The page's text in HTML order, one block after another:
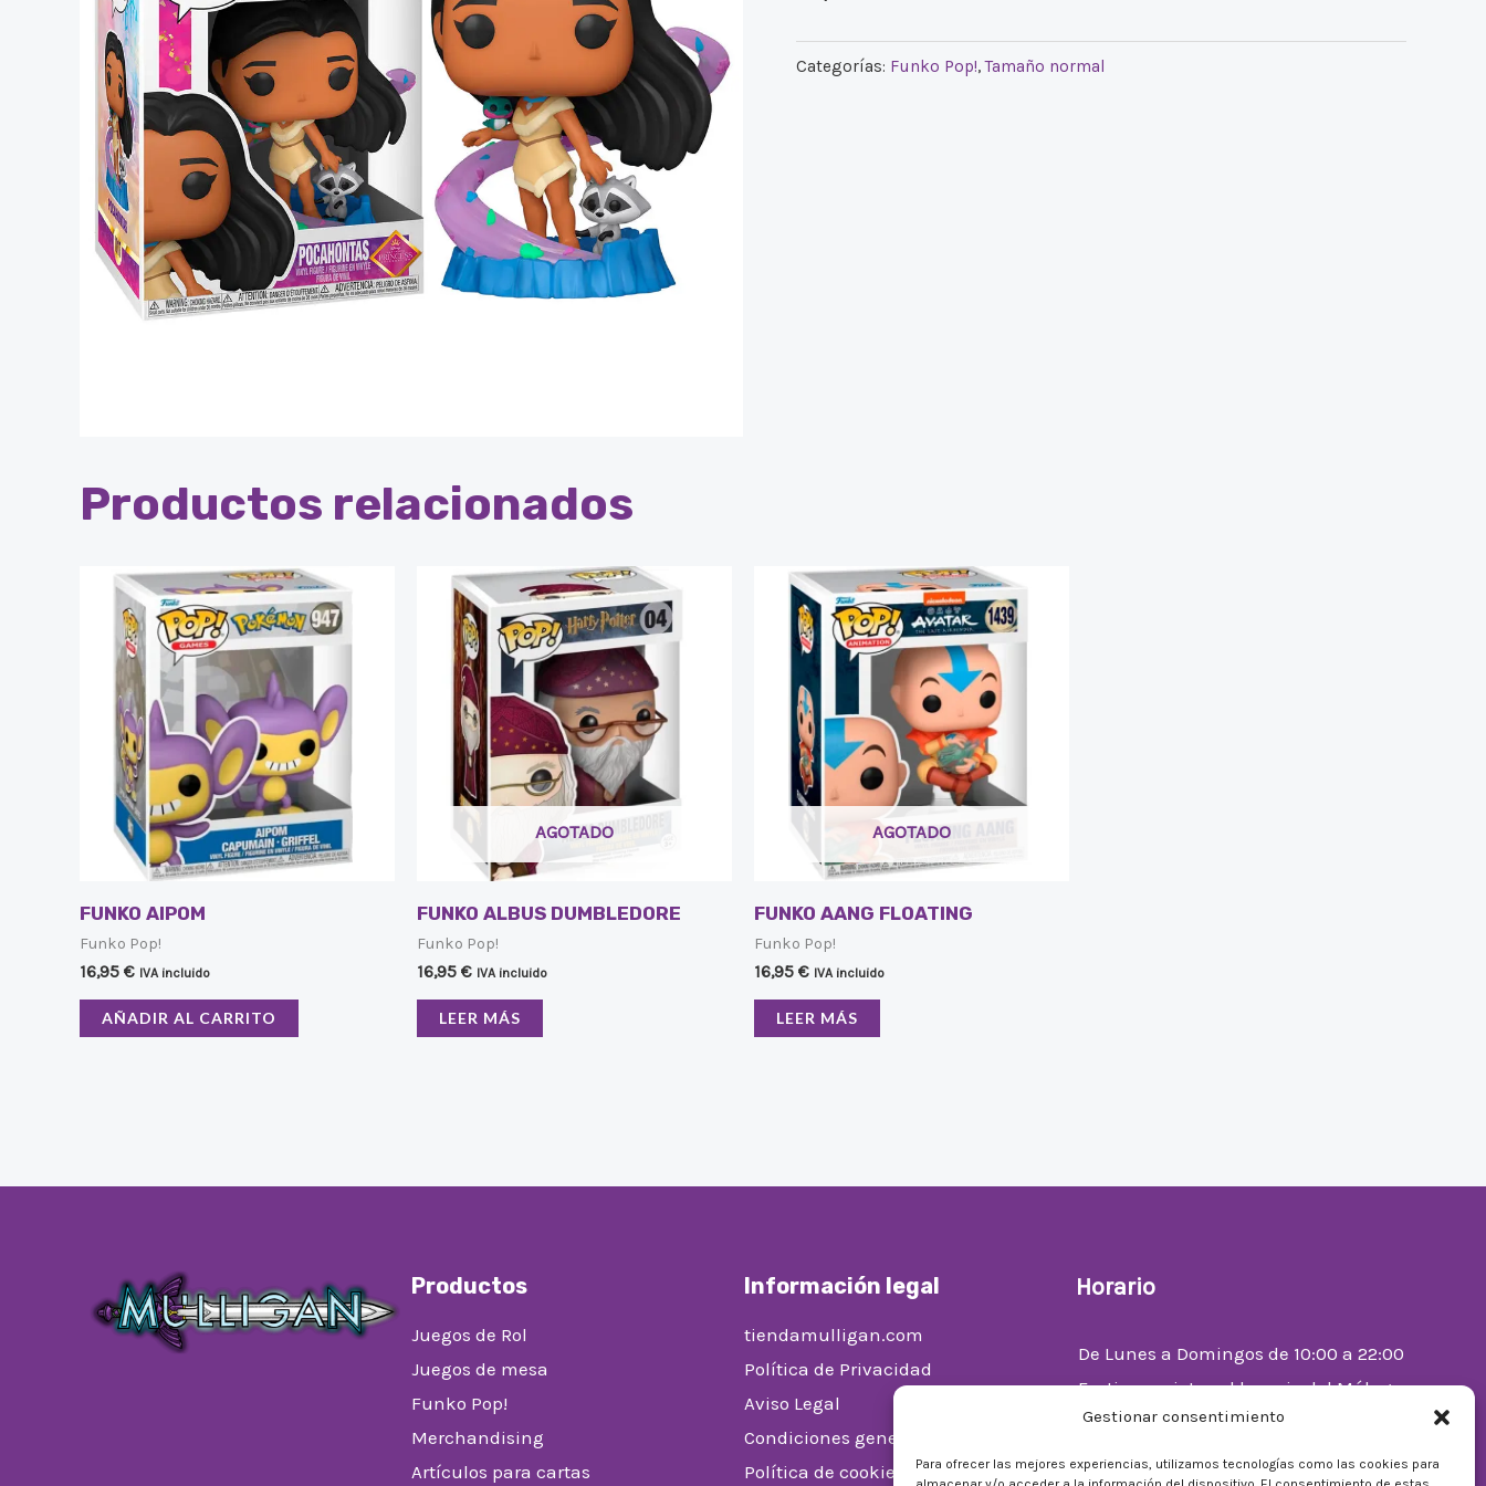
Gestionar consentimiento
Para ofrecer las mejores experiencias, utilizamos tecnologías como las cookies para
Categorías: Funko Pop!,Tamaño normal
Productos relacionados
FUNKO AIPOM
Funko Pop!
16,95 € IVA incluido
AÑADIR AL CARRITO
AGOTADO
FUNKO ALBUS DUMBLEDORE
Funko Pop!
16,95 € IVA incluido
LEER MÁS
AGOTADO
FUNKO AANG FLOATING
Funko Pop!
16,95 € IVA incluido
LEER MÁS
Productos
Juegos de Rol
Juegos de mesa
Funko Pop!
Merchandising
Artículos para cartas
Información legal
tiendamulligan.com
Política de Privacidad
Aviso Legal
Condiciones generales de venta
Política de cookies (UE)
Horario
De Lunes a Domingos de 10:00 a 22:00
Festivos sujetos al horario del Málaga
Factory